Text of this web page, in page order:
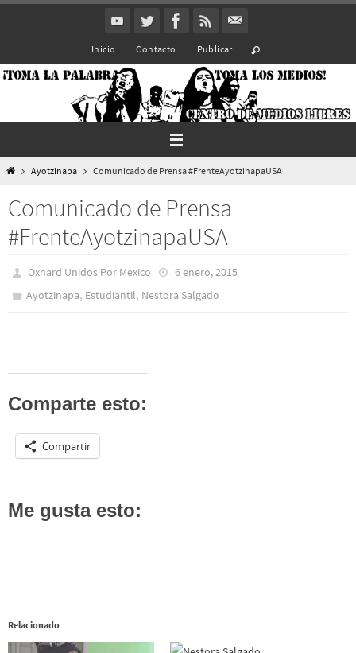
Inicio Contacto Publicar
InicioAyotzinapa Comunicado de Prensa #FrenteAyotzinapaUSA
Comunicado de Prensa
#FrenteAyotzinapaUSA
Oxnard Unidos Por Mexico
6 enero, 2015
Ayotzinapa, Estudiantil, Nestora Salgado
Comparte esto:
Compartir
Me gusta esto:
Relacionado